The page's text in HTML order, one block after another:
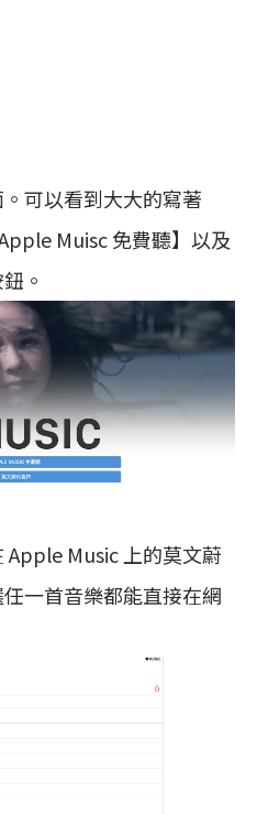
可以看到大大的寫著
Muisc 免費聽】以及
。
Music 上的莫文蔚
一首音樂都能直接在網